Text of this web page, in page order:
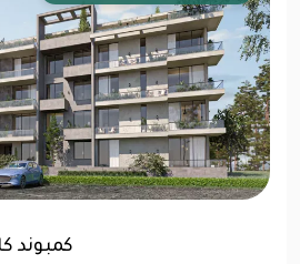
مول